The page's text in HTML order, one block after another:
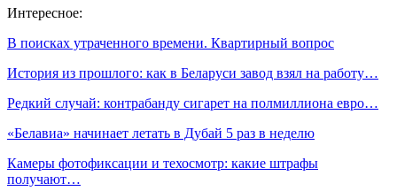
Интересное:
В поисках утраченного времени. Квартирный вопрос
История из прошлого: как в Беларуси завод взял на работу…
Редкий случай: контрабанду сигарет на полмиллиона евро…
«Белавиа» начинает летать в Дубай 5 раз в неделю
Камеры фотофиксации и техосмотр: какие штрафы
получают…